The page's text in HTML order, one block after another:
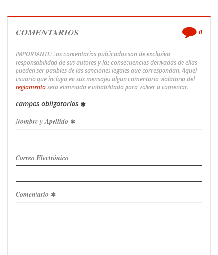
COMENTARIOS 0
IMPORTANTE: Los comentarios publicados son de exclusiva
responsabilidad de sus autores y las consecuencias derivadas de ellas
pueden ser pasibles de las sanciones legales que correspondan. Aquel
usuario que incluya en sus mensajes algun comentario violatorio del
reglamentoserá eliminado e inhabilitado para volver a comentar.
campos obligatorios
Nombre y Apellido
Correo Electrónico
Comentario